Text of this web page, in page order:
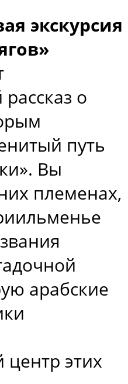
экскурсия
о
путь
Вы
племенах,
арабские
этих